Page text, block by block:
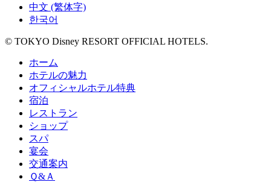
中文 (繁体字)
한국어
© TOKYO Disney RESORT OFFICIAL HOTELS.
ホーム
ホテルの魅力
オフィシャルホテル特典
宿泊
レストラン
ショップ
スパ
宴会
交通案内
Ｑ&Ａ